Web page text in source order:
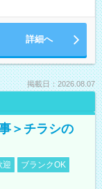
詳細へ
掲載日：2026.08.07
＞チラシの
迎
ブランクOK